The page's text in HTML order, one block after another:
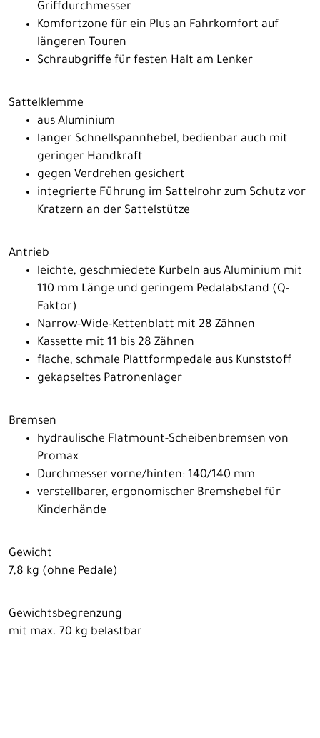
Griffdurchmesser
Komfortzone für ein Plus an Fahrkomfort auf
längeren Touren
Schraubgriffe für festen Halt am Lenker
Sattelklemme
aus Aluminium
langer Schnellspannhebel, bedienbar auch mit
geringer Handkraft
gegen Verdrehen gesichert
integrierte Führung im Sattelrohr zum Schutz vor
Kratzern an der Sattelstütze
Antrieb
leichte, geschmiedete Kurbeln aus Aluminium mit
110 mm Länge und geringem Pedalabstand (Q-
Faktor)
Narrow-Wide-Kettenblatt mit 28 Zähnen
Kassette mit 11 bis 28 Zähnen
flache, schmale Plattformpedale aus Kunststoff
gekapseltes Patronenlager
Bremsen
hydraulische Flatmount-Scheibenbremsen von
Promax
Durchmesser vorne/hinten: 140/140 mm
verstellbarer, ergonomischer Bremshebel für
Kinderhände
Gewicht
7,8 kg (ohne Pedale)
Gewichtsbegrenzung
mit max. 70 kg belastbar